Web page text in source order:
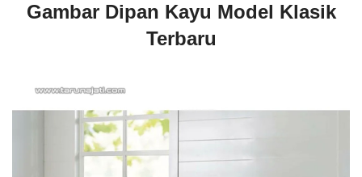
Gambar Dipan Kayu Model Klasik
Terbaru